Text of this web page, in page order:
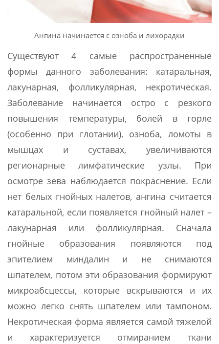
Ангина начинается с озноба и лихорадки
Существуют 4 самые распространенные
формы данного заболевания: катаральная,
лакунарная, фолликулярная, некротическая.
Заболевание начинается остро с резкого
повышения температуры, болей в горле
(особенно при глотании), озноба, ломоты в
мышцах и суставах, увеличиваются
регионарные лимфатические узлы. При
осмотре зева наблюдается покраснение. Если
нет белых гнойных налетов, ангина считается
катаральной, если появляется гнойный налет –
лакунарная или фолликулярная. Сначала
гнойные образования появляются под
эпителием миндалин и не снимаются
шпателем, потом эти образования формируют
микроабсцессы, которые вскрываются и их
можно легко снять шпателем или тампоном.
Некротическая форма является самой тяжелой
и характеризуется отмиранием ткани